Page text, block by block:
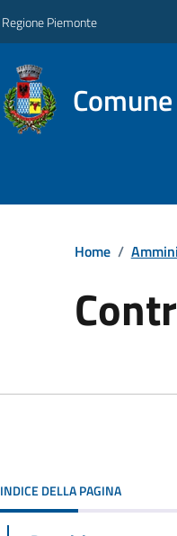
Regione Piemonte
Home /
INDICE DELLA PAGINA